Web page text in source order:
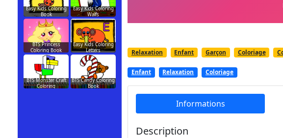
Relaxation Enfant Garçon Coloriage
Enfant Relaxation Coloriage
Informations
Description
Easy Kids Coloring
Book
Easy Kids Coloring
Walfs
BTS Princess
Coloring Book
Easy Kids Coloring
Letters
BTS Monster Craft
Coloring
BTS Candy Coloring
Book